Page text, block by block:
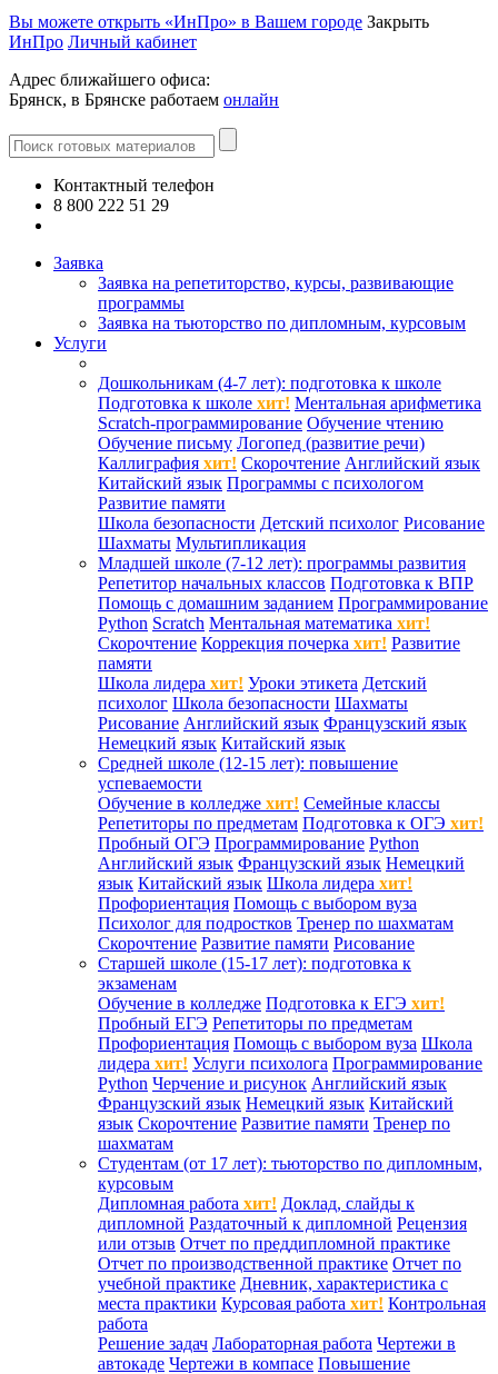
Вы можете открыть «ИнПро» в Вашем городе Закрыть
ИнПро Личный кабинет
Адрес ближайшего офиса:
Брянск, в Брянске работаем онлайн
Контактный телефон
8 800 222 51 29
Заявка
Заявка на репетиторство, курсы, развивающие
программы
Заявка на тьюторство по дипломным, курсовым
Услуги
Дошкольникам (4-7 лет): подготовка к школе
Подготовка к школе хит! Ментальная арифметика
Scratch-программирование Обучение чтению
Обучение письму Логопед (развитие речи)
Каллиграфия хит! Скорочтение Английский язык
Китайский язык Программы с психологом
Развитие памяти
Школа безопасности Детский психолог Рисование
Шахматы Мультипликация
Младшей школе (7-12 лет): программы развития
Репетитор начальных классов Подготовка к ВПР
Помощь с домашним заданием Программирование
Python Scratch Ментальная математика хит!
Скорочтение Коррекция почерка хит! Развитие
памяти
Школа лидера хит! Уроки этикета Детский
психолог Школа безопасности Шахматы
Рисование Английский язык Французский язык
Немецкий язык Китайский язык
Средней школе (12-15 лет): повышение
успеваемости
Обучение в колледже хит! Семейные классы
Репетиторы по предметам Подготовка к ОГЭ хит!
Пробный ОГЭ Программирование Python
Английский язык Французский язык Немецкий
язык Китайский язык Школа лидера хит!
Профориентация Помощь с выбором вуза
Психолог для подростков Тренер по шахматам
Скорочтение Развитие памяти Рисование
Старшей школе (15-17 лет): подготовка к
экзаменам
Обучение в колледже Подготовка к ЕГЭ хит!
Пробный ЕГЭ Репетиторы по предметам
Профориентация Помощь с выбором вуза Школа
лидера хит! Услуги психолога Программирование
Python Черчение и рисунок Английский язык
Французский язык Немецкий язык Китайский
язык Скорочтение Развитие памяти Тренер по
шахматам
Студентам (от 17 лет): тьюторство по дипломным,
курсовым
Дипломная работа хит! Доклад, слайды к
дипломной Раздаточный к дипломной Рецензия
или отзыв Отчет по преддипломной практике
Отчет по производственной практике Отчет по
учебной практике Дневник, характеристика с
места практики Курсовая работа хит! Контрольная
работа
Решение задач Лабораторная работа Чертежи в
автокаде Чертежи в компасе Повышение